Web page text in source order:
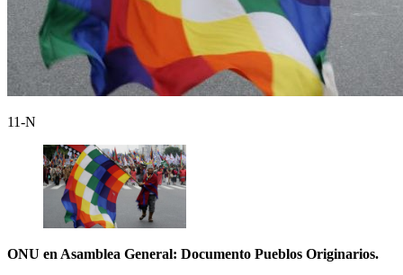
11-N
ONU en Asamblea General: Documento Pueblos Originarios.